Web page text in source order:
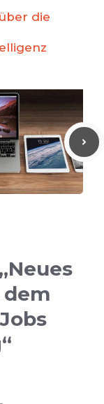
die
dem